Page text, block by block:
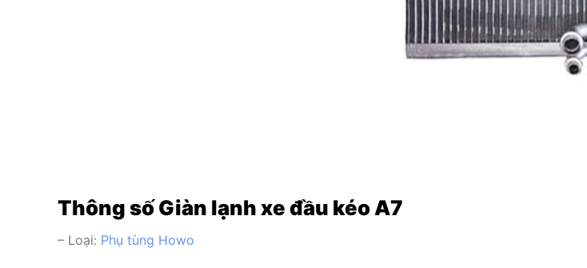
Thông số Giàn lạnh xe đầu kéo A7
– Loại: Phụ tùng Howo